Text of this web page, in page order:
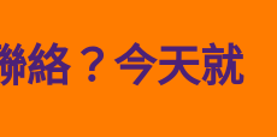
絡？今天就